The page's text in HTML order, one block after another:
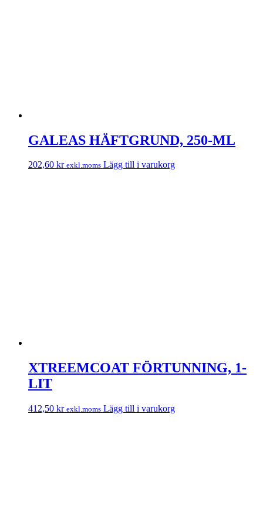
GALEAS HÄFTGRUND, 250-ML
202,60 kr exkl.moms Lägg till i varukorg
XTREEMCOAT FÖRTUNNING, 1-
LIT
412,50 kr exkl.moms Lägg till i varukorg